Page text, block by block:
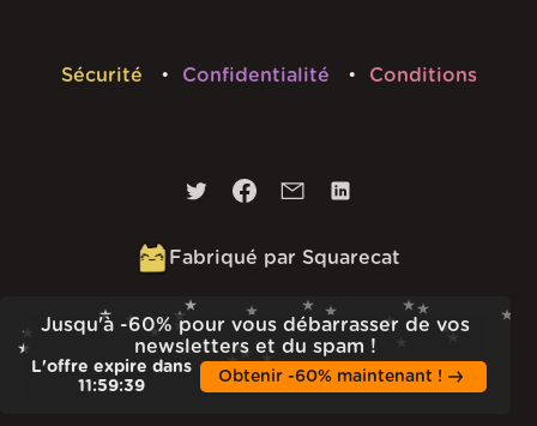
Jusqu'à -60% pour vous débarrasser de vos
newsletters et du spam !
L'offre expire dans
11:59:38
Obtenir -60% maintenant !
Sécurité Confidentialité Conditions
Fabriqué par Squarecat
Built 23rd Jul 2026 · 13:37